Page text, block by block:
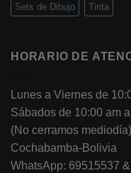
Sets de Dibujo Tinta
HORARIO DE
Lunes a Viernes de
Sábados de 10:00 am
(No cerramos
Cochabamba-Bolivia
WhatsApp: 69515537